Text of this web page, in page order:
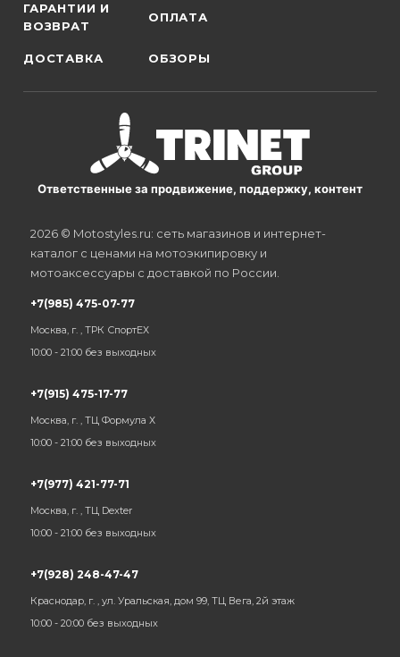
ГАРАНТИИ И
ВОЗВРАТ
ОПЛАТА
ДОСТАВКА ОБЗОРЫ
Ответственные за продвижение, поддержку, контент
2026 © Motostyles.ru: сеть магазинов и интернет-
каталог с ценами на мотоэкипировку и
мотоаксессуары с доставкой по России.
+7(985) 475-07-77
Москва, г. , ТРК СпортЕХ
10:00 - 21:00 без выходных
+7(915) 475-17-77
Москва, г. , ТЦ Формула Х
10:00 - 21:00 без выходных
+7(977) 421-77-71
Москва, г. , ТЦ Dexter
10:00 - 21:00 без выходных
+7(928) 248-47-47
Краснодар, г. , ул. Уральская, дом 99, ТЦ Вега, 2й этаж
10:00 - 20:00 без выходных